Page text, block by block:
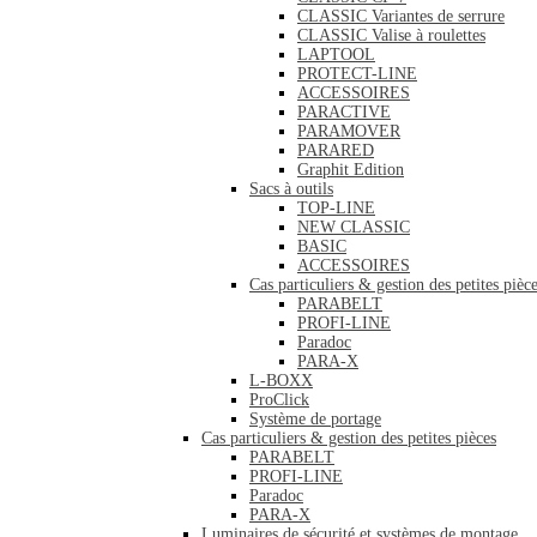
CLASSIC Variantes de serrure
CLASSIC Valise à roulettes
LAPTOOL
PROTECT-LINE
ACCESSOIRES
PARACTIVE
PARAMOVER
PARARED
Graphit Edition
Sacs à outils
TOP-LINE
NEW CLASSIC
BASIC
ACCESSOIRES
Cas particuliers & gestion des petites
PARABELT
PROFI-LINE
Paradoc
PARA-X
L-BOXX
ProClick
Système de portage
Cas particuliers & gestion des petites pièces
PARABELT
PROFI-LINE
Paradoc
PARA-X